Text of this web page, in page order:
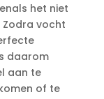
het niet
vocht
daarom
aan te
of te